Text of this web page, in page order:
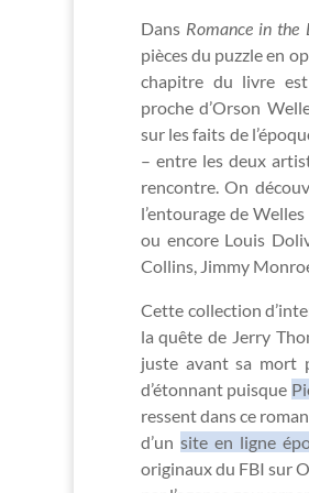
Dans Romance in the
pièces du puzzle en
chapitre du livre est
proche d’Orson
sur les faits de
– entre les deux
rencontre. On
l’entourage de
ou encore Louis
Collins, Jimmy
Cette collection
la quête de Jerry
juste avant sa mort
d’étonnant puisque
ressent dans ce
d’un site en ligne
originaux du FBI sur